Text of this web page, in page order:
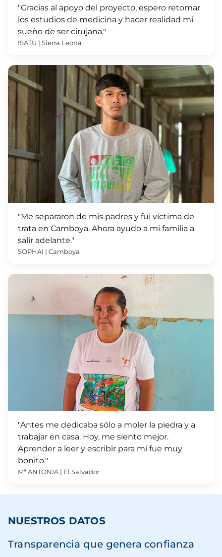
"Gracias al apoyo del proyecto, espero retomar
los estudios de medicina y hacer realidad mi
sueño de ser cirujana."
ISATU | Sierra Leona
"Me separaron de mis padres y fui víctima de
trata en Camboya. Ahora ayudo a mi familia a
salir adelante."
SOPHAI | Camboya
"Antes me dedicaba sólo a moler la piedra y a
trabajar en casa. Hoy, me siento mejor.
Aprender a leer y escribir para mí fue muy
bonito."
Mª ANTONIA | El Salvador
NUESTROS DATOS
Transparencia que genera confianza